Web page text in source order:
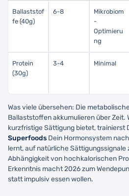
Ballaststof
fe (40g)
6-8
Mikrobiom
-
Optimieru
ng
Protein
(30g)
3-4 Minimal
Was viele übersehen: Die
Ballaststoffen akkumulieren über Zeit.
kurzfristige Sättigung bietet, trainierst
Superfoods Dein Hormonsystem
lernt, auf natürliche Sättigungssignale
Abhängigkeit von hochkalorischen
Erkenntnis macht 2026 zum
statt impulsiv essen wollen.